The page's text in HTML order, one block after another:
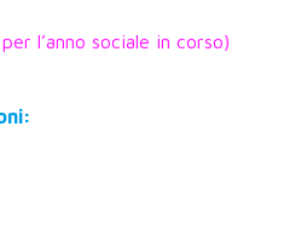
l’anno sociale in corso)